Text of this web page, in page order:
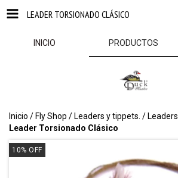
LEADER TORSIONADO CLÁSICO
INICIO PRODUCTOS
Inicio / Fly Shop / Leaders y tippets. / Leaders
Leader Torsionado Clásico
10% OFF